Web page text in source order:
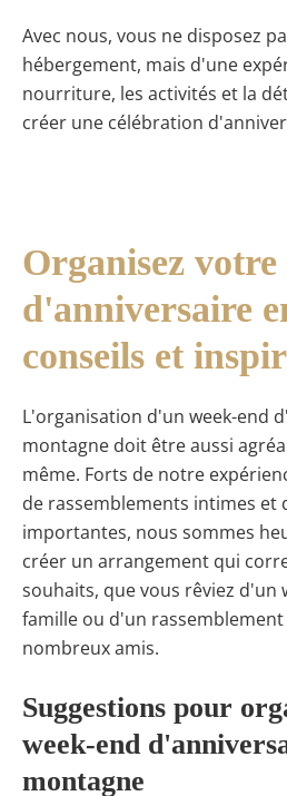
Avec nous, vous ne disposez
hébergement, mais d'une
nourriture, les activités et la
créer une célébration
Organisez votre
d'anniversaire
conseils et
L'organisation d'un week-end
montagne doit être aussi
même. Forts de notre
de rassemblements intimes et
importantes, nous sommes
créer un arrangement qui
souhaits, que vous rêviez d'un
famille ou d'un rassemblement
nombreux amis.
Suggestions pour
week-end
montagne